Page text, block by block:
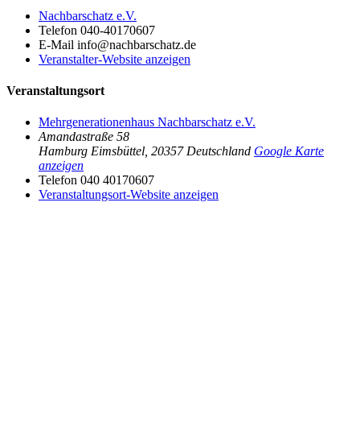
Nachbarschatz e.V.
Telefon 040-40170607
E-Mail info@nachbarschatz.de
Veranstalter-Website anzeigen
Veranstaltungsort
Mehrgenerationenhaus Nachbarschatz e.V.
Amandastraße 58
Hamburg Eimsbüttel 20357 Deutschland Google Karte
anzeigen
Telefon 040 40170607
Veranstaltungsort-Website anzeigen